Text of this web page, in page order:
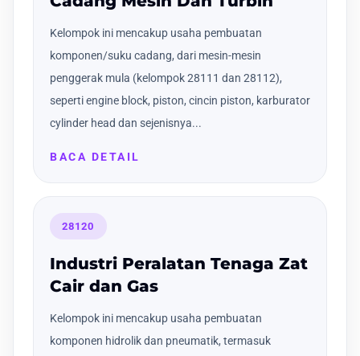
Kelompok ini mencakup usaha pembuatan
komponen/suku cadang, dari mesin-mesin
penggerak mula (kelompok 28111 dan 28112),
seperti engine block, piston, cincin piston, karburator
cylinder head dan sejenisnya...
BACA DETAIL
28120
Industri Peralatan Tenaga Zat
Cair dan Gas
Kelompok ini mencakup usaha pembuatan
komponen hidrolik dan pneumatik, termasuk